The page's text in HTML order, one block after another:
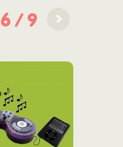
6 9